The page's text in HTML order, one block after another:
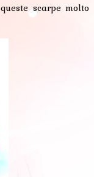
scarpe molto